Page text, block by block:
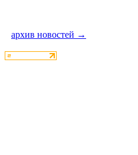
архив новостей →